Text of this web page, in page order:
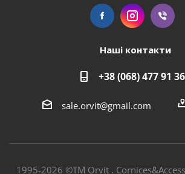
Наші контакти
+38 (068) 477 91 36
sale.orvit@gmail.com
1995-2026 ©TM Orvit .